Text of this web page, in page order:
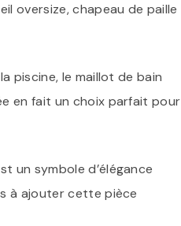
oversize, chapeau de paille
piscine, le maillot de bain
en fait un choix parfait pour
un symbole d’élégance
à ajouter cette pièce